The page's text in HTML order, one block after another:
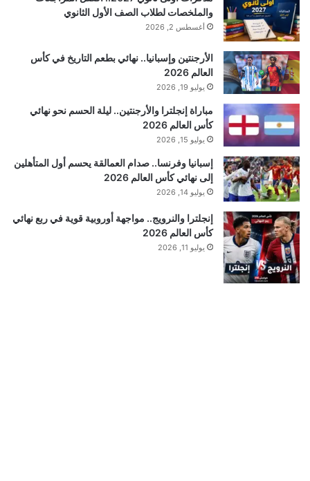
والملخصات لطلاب الصف الأول الثانوي
أغسطس 2, 2026
الأرجنتين وإسبانيا.. نهائي بطعم التاريخ في كأس
العالم 2026
يوليو 19, 2026
مباراة إنجلترا والأرجنتين.. ليلة الحسم نحو نهائي
كأس العالم 2026
يوليو 15, 2026
إسبانيا وفرنسا.. صدام العمالقة يحسم أول المتأهلين
إلى نهائي كأس العالم 2026
يوليو 14, 2026
إنجلترا والنرويج.. مواجهة أوروبية قوية في ربع نهائي
كأس العالم 2026
يوليو 11, 2026